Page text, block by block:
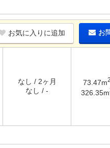
お気に入りに追加 お
なし / 2ヶ月
なし / -
73.47m2
326.35m